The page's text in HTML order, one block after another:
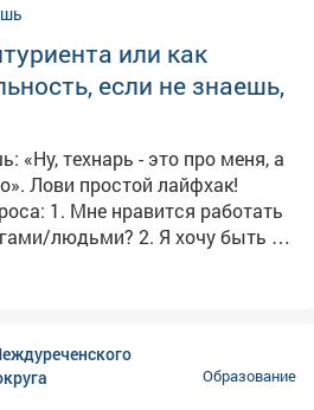
отвечает за электронику:
и систему, которая покажет,
Куратор
поставили
сделать ГЭС не только
для природы и людей.
природоохранных
как станция поможет снизить
– и у кузбасского
свой след в большой
или как
если не знаешь,
Лови простой лайфхак!
2. Я хочу быть на
3. Мне важнее
чтобы результат был «на
РЕЗУЛЬТАТ» →
«Маркшейдерское дело»,
зданий и
Образование